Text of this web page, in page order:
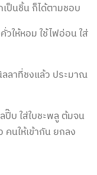
เป็นชิ้น ก็ได้ตามชอบ
ให้หอม ใช้ไฟอ่อน ใส่
ลาที่ชงแล้ว ประมาณ
ปี๊บ ใส่ใบชะพลู ต้มจน
คนให้เข้ากัน ยกลง